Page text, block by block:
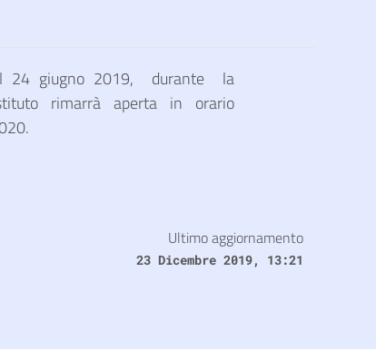
24 giugno 2019, durante la
rimarrà aperta in orario
Ultimo aggiornamento
23 Dicembre 2019, 13:21